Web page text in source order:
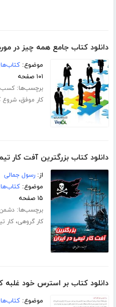
دانلود کتاب جامع همه چیز در
موضوع:
۱۰۱ صفحه
برچسب‌ها:کسب
کار موفق،شروع
دانلود کتاب بزرگترین آفت کار
از:رسول جمالی
موضوع:
۱۵ صفحه
برچسب‌ها:
کار گروهی،کار
دانلود کتاب بر استرس خود غلبه
موضوع: